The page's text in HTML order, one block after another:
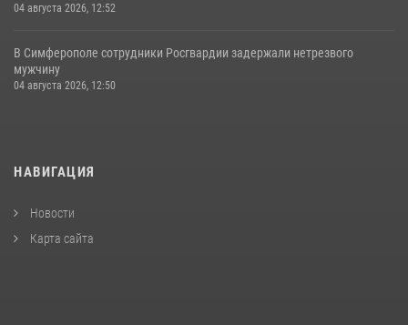
04 августа 2026, 12:52
В Симферополе сотрудники Росгвардии задержали нетрезвого
мужчину
04 августа 2026, 12:50
НАВИГАЦИЯ
Новости
Карта сайта